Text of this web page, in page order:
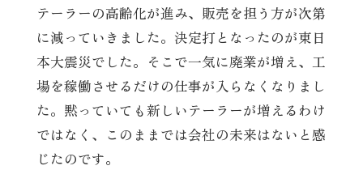
テーラーの高齢化が進み、販売を担う方が次第
に減っていきました。決定打となったのが東日
本大震災でした。そこで一気に廃業が増え、工
場を稼働させるだけの仕事が入らなくなりまし
た。黙っていても新しいテーラーが増えるわけ
ではなく、このままでは会社の未来はないと感
じたのです。